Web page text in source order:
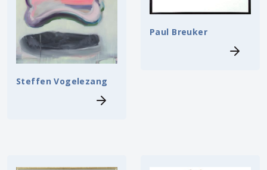
Steffen Vogelezang
Paul Breuker